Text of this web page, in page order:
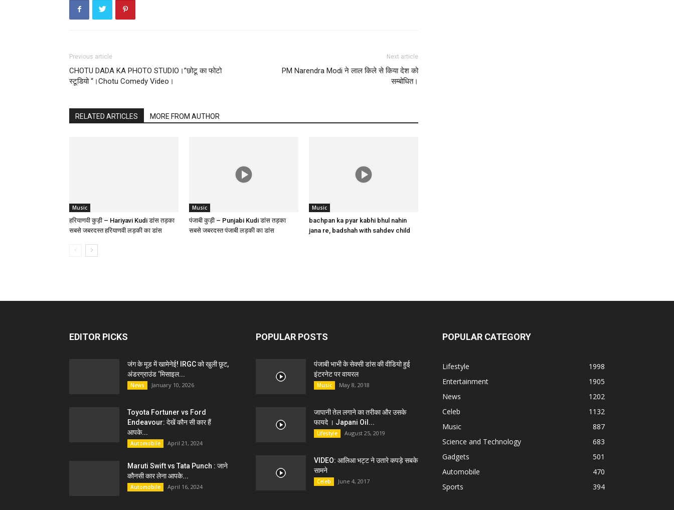
Previous article
CHOTU DADA KA PHOTO STUDIO।”छोटू का फोटो
स्टूडियो “।Chotu Comedy Video।
Next article
PM Narendra Modi ने लाल किले से किया देश को
सम्बोधित।
RELATED ARTICLES MORE FROM AUTHOR
Music
हरियाणवी कुड़ी – Hariyavi Kudi डांस तड़का
सबसे जबरदस्त हरियाणवी लड़की का डांस
Music
पंजाबी कुड़ी – Punjabi Kudi डांस तड़का
सबसे जबरदस्त पंजाबी लड़की का डांस
Music
bachpan ka pyar kabhi bhul nahin
jana re, badshah with sahdev child
EDITOR PICKS
जंग के मूड में खामेनेई! IRGC को खुली छूट,
अंडरग्राउंड ‘मिसाइल...
News January 10, 2026
Toyota Fortuner vs Ford
Endeavour: देखें कौन सी कार हैं
आपके...
Automobile April 21, 2024
Maruti Swift vs Tata Punch : जाने
कौनसी कार लेना आपके...
Automobile April 16, 2024
POPULAR POSTS
पंजाबी भाभी के सेक्सी डांस की वीडियो हुई
इंटरनेट पर वायरल
Music May 8, 2018
जापानी तेल लगाने का तरीका और उसके
फायदे । Japani Oil...
Lifestyle August 25, 2019
VIDEO: आलिआ भट्ट ने उतारे कपड़े सबके
सामने
Celeb June 4, 2017
POPULAR CATEGORY
Lifestyle
1998
Entertainment
1905
News
1202
Celeb
1132
Music
887
Science and Technology
683
Gadgets
501
Automobile
470
Sports
394